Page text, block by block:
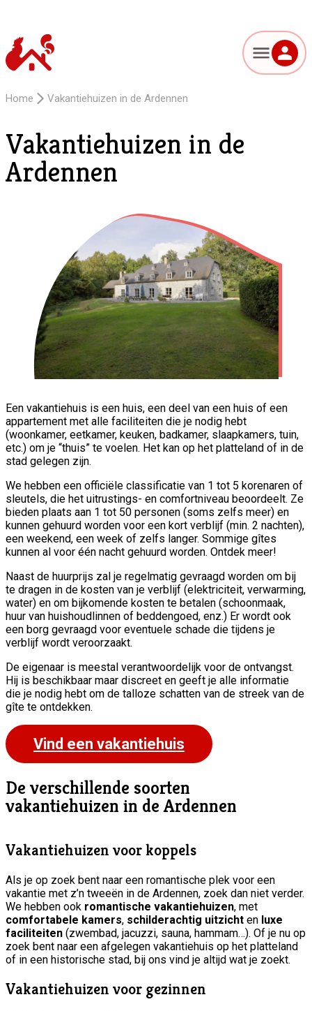
Home Vakantiehuizen in de Ardennen
Vakantiehuizen in de
Ardennen
Een vakantiehuis is een huis, een deel van een huis of een
appartement met alle faciliteiten die je nodig hebt
(woonkamer, eetkamer, keuken, badkamer, slaapkamers, tuin,
etc.) om je “thuis” te voelen. Het kan op het platteland of in de
stad gelegen zijn.
We hebben een officiële classificatie van 1 tot 5 korenaren of
sleutels, die het uitrustings- en comfortniveau beoordeelt. Ze
bieden plaats aan 1 tot 50 personen (soms zelfs meer) en
kunnen gehuurd worden voor een kort verblijf (min. 2 nachten),
een weekend, een week of zelfs langer. Sommige gîtes
kunnen al voor één nacht gehuurd worden. Ontdek meer!
Naast de huurprijs zal je regelmatig gevraagd worden om bij
te dragen in de kosten van je verblijf (elektriciteit, verwarming,
water) en om bijkomende kosten te betalen (schoonmaak,
huur van huishoudlinnen of beddengoed, enz.) Er wordt ook
een borg gevraagd voor eventuele schade die tijdens je
verblijf wordt veroorzaakt.
De eigenaar is meestal verantwoordelijk voor de ontvangst.
Hij is beschikbaar maar discreet en geeft je alle informatie
die je nodig hebt om de talloze schatten van de streek van de
gîte te ontdekken.
Vind een vakantiehuis
De verschillende soorten
vakantiehuizen in de Ardennen
Vakantiehuizen voor koppels
Als je op zoek bent naar een romantische plek voor een
vakantie met z’n tweeën in de Ardennen, zoek dan niet verder.
We hebben ook romantische vakantiehuizen, met
comfortabele kamers, schilderachtig uitzicht en luxe
faciliteiten (zwembad, jacuzzi, sauna, hammam…). Of je nu op
zoek bent naar een afgelegen vakantiehuis op het platteland
of in een historische stad, bij ons vind je altijd wat je zoekt.
Vakantiehuizen voor gezinnen